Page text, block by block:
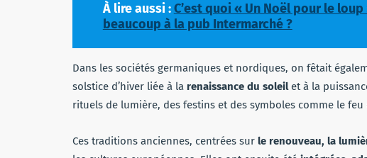
À lire aussi :C’est quoi « Un Noël pour le
beaucoup à la pub Intermarché ?
Dans les sociétés germaniques et nordiques, on fêtait
solstice d’hiver liée à la renaissance du soleil et à la
rituels de lumière, des festins et des symboles comme le
Ces traditions anciennes, centrées sur le renouveau, la